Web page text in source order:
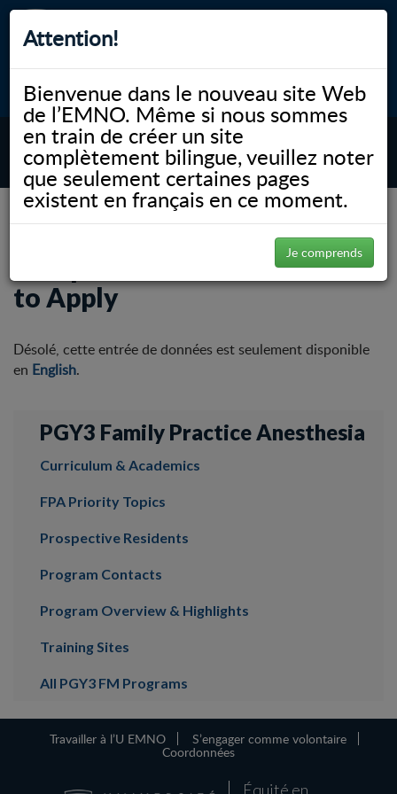
Attention!
Bienvenue dans le nouveau site Web
de l’EMNO. Même si nous sommes
en train de créer un site
complètement bilingue, veuillez noter
que seulement certaines pages
existent en français en ce moment.
Je comprends
myNOSM Accessibilité A- A+ English
MENU
NOSM.ca
PGY3 Family Practice Anesthesia
Prospective Residents/ How
to Apply
Désolé, cette entrée de données est seulement disponible
en English.
PGY3 Family Practice Anesthesia
Curriculum & Academics
FPA Priority Topics
Prospective Residents
Program Contacts
Program Overview & Highlights
Training Sites
All PGY3 FM Programs
Travailler à l’U EMNO S’engager comme volontaire
Coordonnées
Équité en